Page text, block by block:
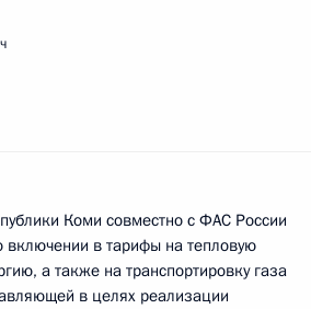
Коми совместно с ФАС России
включении в тарифы на тепловую
а также на транспортировку газа
в целях реализации